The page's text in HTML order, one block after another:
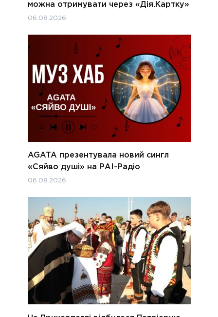
можна отримувати через «Дія.Картку»
06.08.2026
AGATA презентувала новий сингл
«Сяйво душі» на РАІ-Радіо
06.08.2026